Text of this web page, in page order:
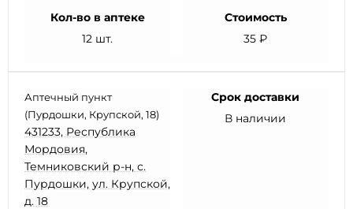
Кол-во в аптеке
12 шт.
Стоимость
35 ₽
Аптечный пункт
(Пурдошки, Крупской, 18)
431233, Республика
Мордовия,
Темниковский р-н, с.
Пурдошки, ул. Крупской,
д. 18
Срок доставки
В наличии